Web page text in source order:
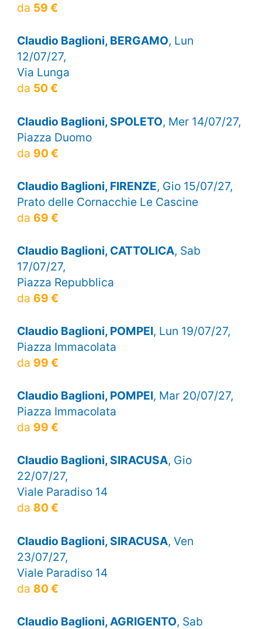
da 59 €
Claudio Baglioni, BERGAMO, Lun
12/07/27,
Via Lunga
da 50 €
Claudio Baglioni, SPOLETO, Mer 14/07/27,
Piazza Duomo
da 90 €
Claudio Baglioni, FIRENZE, Gio 15/07/27,
Prato delle Cornacchie Le Cascine
da 69 €
Claudio Baglioni, CATTOLICA, Sab
17/07/27,
Piazza Repubblica
da 69 €
Claudio Baglioni, POMPEI, Lun 19/07/27,
Piazza Immacolata
da 99 €
Claudio Baglioni, POMPEI, Mar 20/07/27,
Piazza Immacolata
da 99 €
Claudio Baglioni, SIRACUSA, Gio
22/07/27,
Viale Paradiso 14
da 80 €
Claudio Baglioni, SIRACUSA, Ven
23/07/27,
Viale Paradiso 14
da 80 €
Claudio Baglioni, AGRIGENTO, Sab